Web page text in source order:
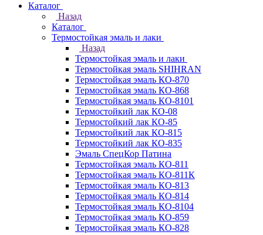
Каталог
Назад
Каталог
Термостойкая эмаль и лаки
Назад
Термостойкая эмаль и лаки
Термостойкая эмаль SHIHRAN
Термостойкая эмаль КО-870
Термостойкая эмаль КО-868
Термостойкая эмаль КО-8101
Термостойкий лак КО-08
Термостойкий лак КО-85
Термостойкий лак КО-815
Термостойкий лак КО-835
Эмаль СпецКор Патина
Термостойкая эмаль КО-811
Термостойкая эмаль КО-811К
Термостойкая эмаль КО-813
Термостойкая эмаль КО-814
Термостойкая эмаль КО-8104
Термостойкая эмаль КО-859
Термостойкая эмаль КО-828